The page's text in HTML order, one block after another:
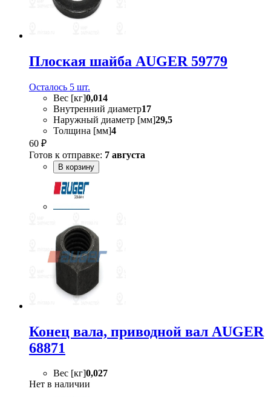
Плоская шайба AUGER 59779
Осталось 5 шт.
Вес [кг]0,014
Внутренний диаметр17
Наружный диаметр [мм]29,5
Толщина [мм]4
60 ₽
Готов к отправке: 7 августа
В корзину
Конец вала, приводной вал AUGER
68871
Вес [кг]0,027
Нет в наличии